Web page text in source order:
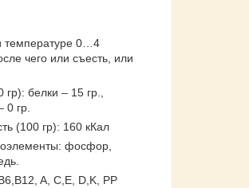
температуре 0…4
чего или съесть, или
белки – 15 гр.,
0 гр.
(100 гр): 160 кКал
фосфор,
A, С,E, D,K, PP